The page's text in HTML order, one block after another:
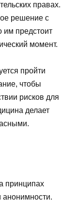
правах.
решение с
им предстоит
момент.
пройти
чтобы
рисков для
делает
принципах
анонимности.